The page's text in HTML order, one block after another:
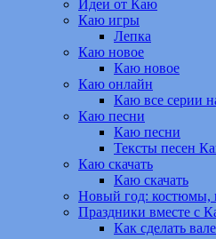
Идеи от Каю
Каю игры
Лепка
Каю новое
Каю новое
Каю онлайн
Каю все серии
Каю песни
Каю песни
Тексты песен
Каю скачать
Каю скачать
Новый год: костюмы,
Праздники вместе с
Как сделать